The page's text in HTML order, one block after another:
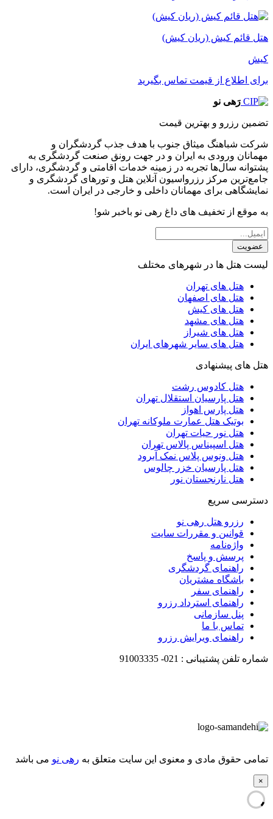
هتل قائم کیش (ریان کیش)
کیش
برای اطلاع از قیمت تماس بگیرید
رَهی نو
تضمین رزرو و بهترین قیمت
شرکت شباهنگ میثاق جنوب با هدف جذب گردشگران و
مهمانان ورودی به ایران و در جهت رونق صنعت گردشگری به
پشتوانه سال‌ها تجربه در زمینه خدمات اقامتی و گردشگری، دارای
جامع‌ترین مرکز رزرواسیون آنلاین هتل و تورهای گردشگری و
نمایشگاهی برای مهمانان داخلی و خارجی در ایران است.
به موقع از تخفیف های داغ رهی نو باخبر شو!
عضویت
لیست هتل ها در شهرهای مختلف
هتل های تهران
هتل های اصفهان
هتل های کیش
هتل های مشهد
هتل های شیراز
هتل های سایر شهرهای ایران
هتل های پیشنهادی
هتل کادوس رشت
هتل پارسیان استقلال تهران
هتل پارس اهواز
بوتیک هتل عمارت ملوکانه تهران
هتل نور حیات تهران
هتل اسپیناس پالاس تهران
هتل ونوس پلاس نمک آبرود
هتل پارسیان خزر چالوس
هتل نارنجستان نور
دسترسی سریع
رزرو هتل رهی نو
قوانین و مقررات سایت
واژه‌نامه
پرسش و پاسخ
راهنمای گردشگری
باشگاه مشتریان
راهنمای سفر
راهنمای استرداد رزرو
پنل سازمانی
تماس با ما
راهنمای ویرایش رزرو
شماره تلفن پشتیبانی : 021-
91003335
تمامی حقوق مادی و معنوی این سایت متعلق به رهی نو می باشد
×